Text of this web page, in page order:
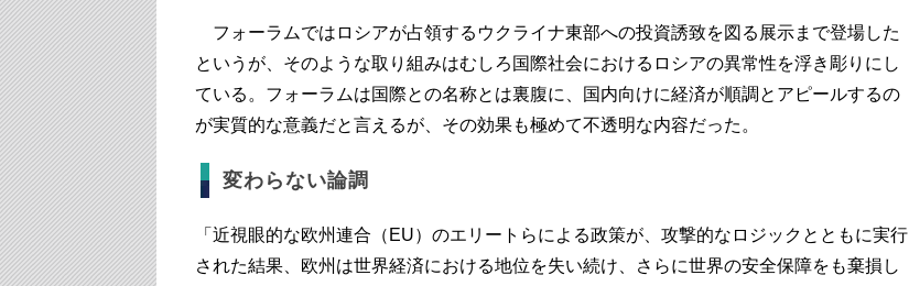
フォーラムではロシアが占領するウクライナ東部への投資誘致を図る展示まで登場した
というが、そのような取り組みはむしろ国際社会におけるロシアの異常性を浮き彫りにし
ている。フォーラムは国際との名称とは裏腹に、国内向けに経済が順調とアピールするの
が実質的な意義だと言えるが、その効果も極めて不透明な内容だった。
変わらない論調
「近視眼的な欧州連合（EU）のエリートらによる政策が、攻撃的なロジックとともに実行
された結果、欧州は世界経済における地位を失い続け、さらに世界の安全保障をも棄損し